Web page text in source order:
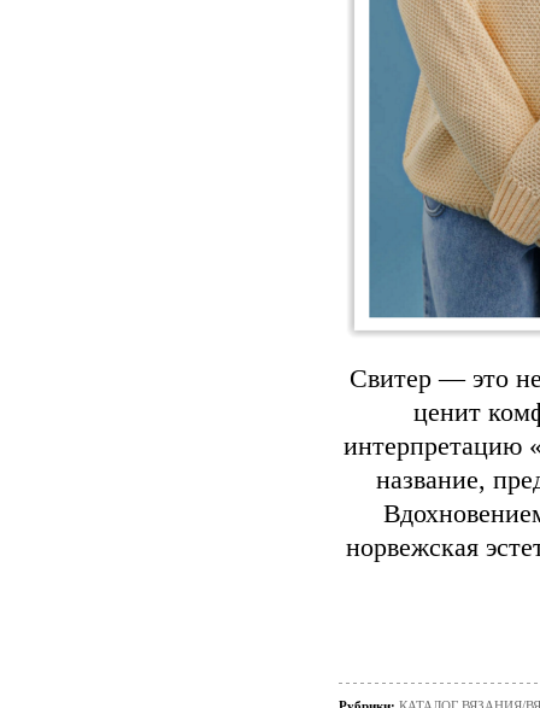
Свитер — это
ценит
интерпретацию
название,
норвежская